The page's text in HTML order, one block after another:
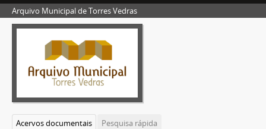
Arquivo Municipal de Torres Vedras
Acervos documentais
Pesquisa rápida